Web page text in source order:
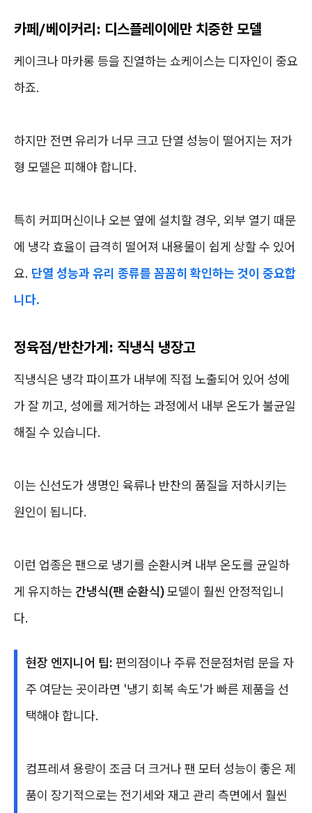
카페/베이커리: 디스플레이에만 치중한 모델
케이크나 마카롱 등을 진열하는 쇼케이스는 디자인이 중요
하죠.
하지만 전면 유리가 너무 크고 단열 성능이 떨어지는 저가
형 모델은 피해야 합니다.
특히 커피머신이나 오븐 옆에 설치할 경우, 외부 열기 때문
에 냉각 효율이 급격히 떨어져 내용물이 쉽게 상할 수 있어
요. 단열 성능과 유리 종류를 꼼꼼히 확인하는 것이 중요합
니다.
정육점/반찬가게: 직냉식 냉장고
직냉식은 냉각 파이프가 내부에 직접 노출되어 있어 성에
가 잘 끼고, 성에를 제거하는 과정에서 내부 온도가 불균일
해질 수 있습니다.
이는 신선도가 생명인 육류나 반찬의 품질을 저하시키는
원인이 됩니다.
이런 업종은 팬으로 냉기를 순환시켜 내부 온도를 균일하
게 유지하는 간냉식(팬 순환식)모델이 훨씬 안정적입니
다.
현장 엔지니어 팁: 편의점이나 주류 전문점처럼 문을 자
주 여닫는 곳이라면 '냉기 회복 속도'가 빠른 제품을 선
택해야 합니다.
컴프레셔 용량이 조금 더 크거나 팬 모터 성능이 좋은 제
품이 장기적으로는 전기세와 재고 관리 측면에서 훨씬